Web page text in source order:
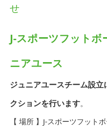
せ
J-スポーツフット
ニアユース
ジュニアユースチーム設
クションを行います。
【 場所 】J-スポーツフット